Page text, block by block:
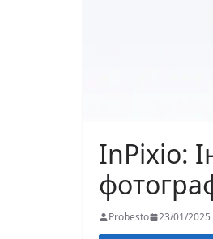
InPixio:
Probesto 23/01/2025